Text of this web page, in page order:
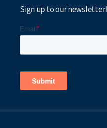
Sign up to our newsletter!